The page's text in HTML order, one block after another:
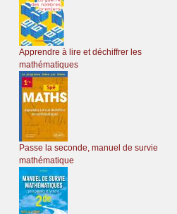
Apprendre à lire et déchiffrer les
mathématiques
Passe la seconde, manuel de survie
mathématique